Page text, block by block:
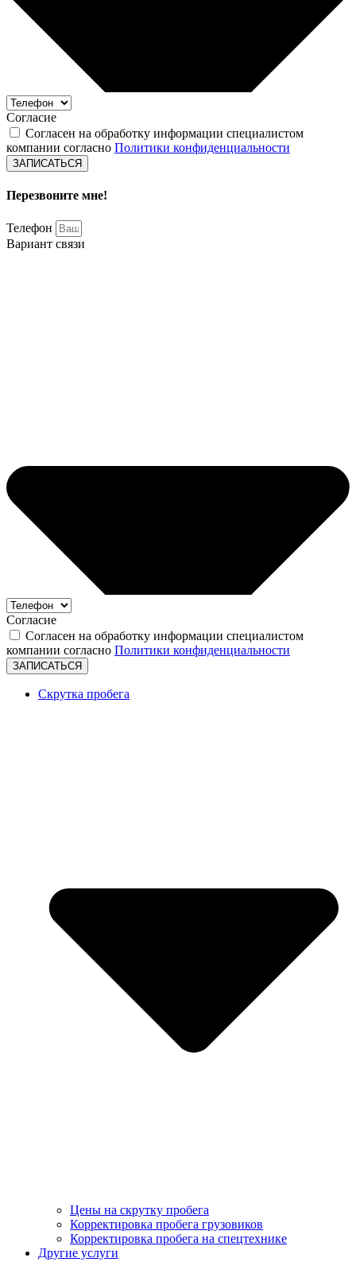
Согласие
Согласен на обработку информации специалистом
компании согласно Политики конфиденциальности
ЗАПИСАТЬСЯ
Перезвоните мне!
Телефон
Вариант связи
Согласие
Согласен на обработку информации специалистом
компании согласно Политики конфиденциальности
ЗАПИСАТЬСЯ
Скрутка пробега
Цены на скрутку пробега
Корректировка пробега грузовиков
Корректировка пробега на спецтехнике
Другие услуги